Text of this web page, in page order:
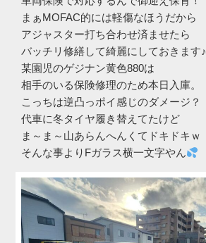
まぁMOFAC的には軽傷なほうだから
アジャスター打ち合わせ済ませたら
バッチリ修繕して綺麗にしておきます♪
某園児のゲジナン黄色880は
相手のいる保険修理のため本日入庫。
こっちは逆凸っポイ感じのダメージ？
代車に冬タイヤ履き替えてたけど
ま～ま～山あらんへんくてドキドキｗ
そんな事よりFガラス横一文字やん